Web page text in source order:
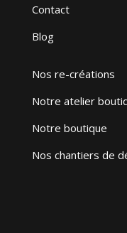
Contact
Blog
Nos re-créations
Notre atelier
Notre boutique
Nos chantiers de